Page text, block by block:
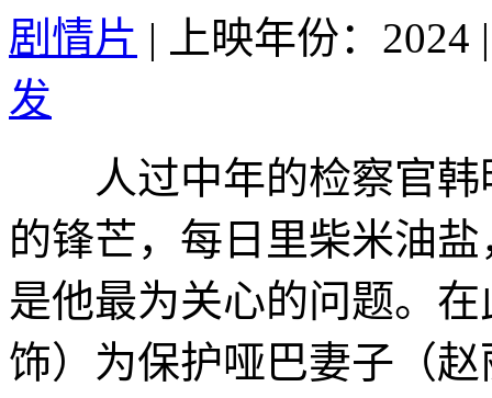
剧情片 | 上映年份：2024 |
发
人过中年的检察官韩
的锋芒，每日里柴米油
是他最为关心的问题。
饰）为保护哑巴妻子（